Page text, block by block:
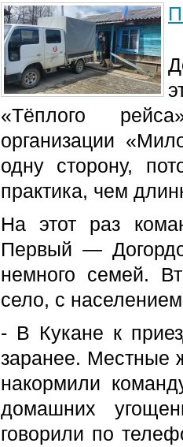
«Тёплого
организации
одну сторону,
практика, чем
На этот раз
Первый —
немного семей.
село, с
- В Кукане к
заранее. Местные
накормили
домашних
говорили по